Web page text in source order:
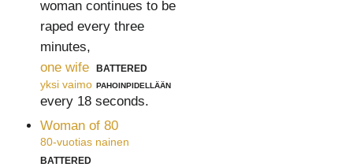
woman continues to be
raped every three
minutes,
one wife
yksi vaimo
battered
pahoinpidellään
every 18 seconds.
Woman of 80
80-vuotias nainen
battered